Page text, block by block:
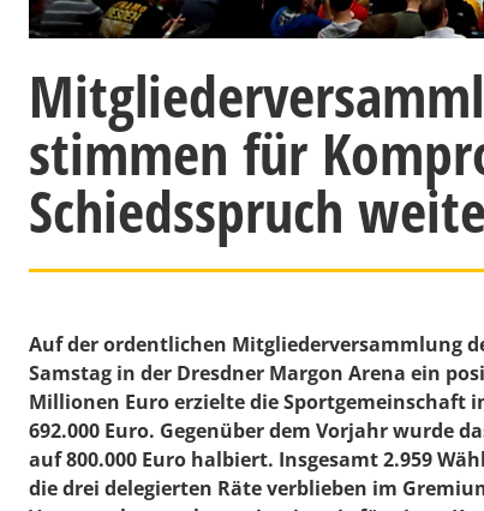
stimmen für
Schiedsspruch
Auf der ordentlichen Mitgliederversammlung
Samstag in der Dresdner Margon Arena ein
Millionen Euro erzielte die Sportgemeinschaft
692.000 Euro. Gegenüber dem Vorjahr wurde
auf 800.000 Euro halbiert. Insgesamt 2.959
die drei delegierten Räte verblieben im